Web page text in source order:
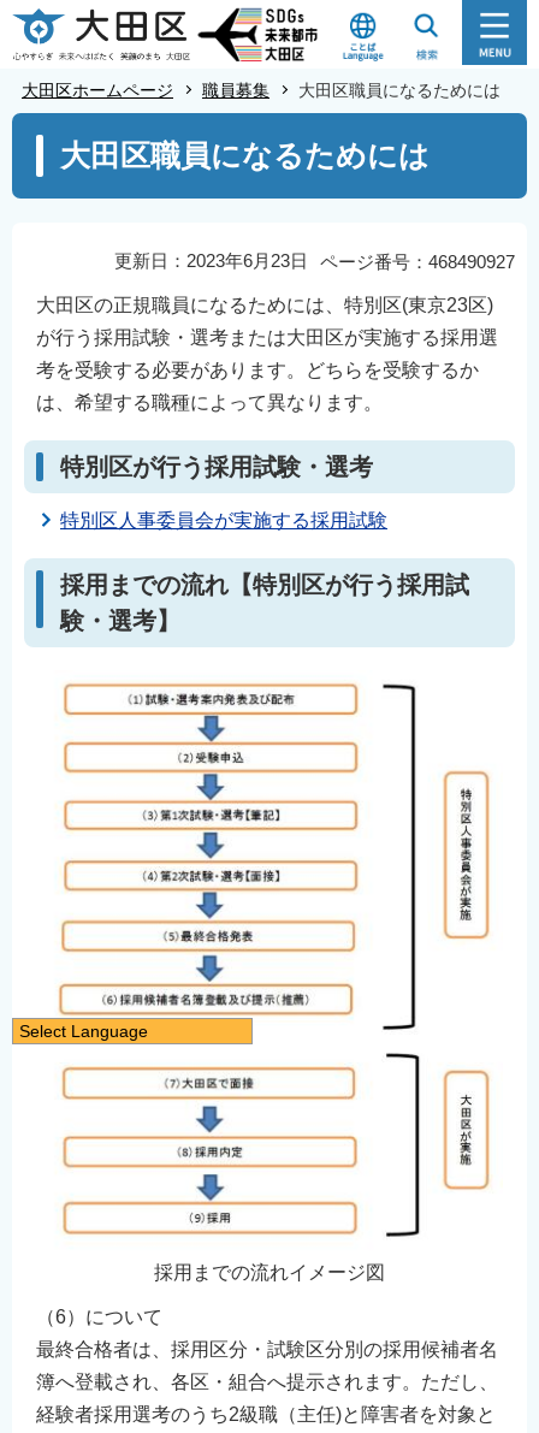
こ
の
ー
大田区ホームページ 職員募集 大田区職員になるためには
こ
大田区職員になるためには
ページ番号：468490927
更新日：2023年6月23日
大田区の正規職員になるためには、特別区(東京23区)
が行う採用試験・選考または大田区が実施する採用選
考を受験する必要があります。どちらを受験するか
は、希望する職種によって異なります。
特別区が行う採用試験・選考
特別区人事委員会が実施する採用試験
採用までの流れ【特別区が行う採用試
験・選考】
採用までの流れイメージ図
（6）について
最終合格者は、採用区分・試験区分別の採用候補者名
簿へ登載され、各区・組合へ提示されます。ただし、
経験者採用選考のうち2級職（主任)と障害者を対象と
Select Language
日本語
English
简体中文
繁體中文
한국어